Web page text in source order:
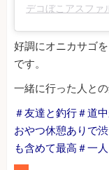
デコぼこアスファ
好調にオニカサゴ
です。
一緒に行った人と
＃友達と釣行＃道
おやつ休憩ありで
も含めて最高＃一